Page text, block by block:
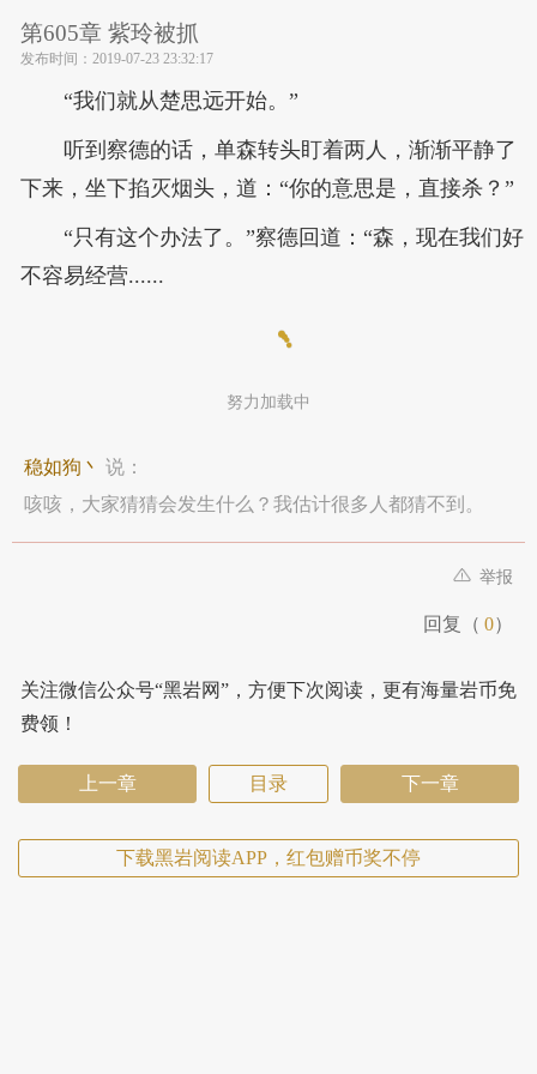
第605章 紫玲被抓
发布时间： 2019-07-23 23:32:17
“我们就从楚思远开始。”
听到察德的话，单森转头盯着两人，渐渐平静了
下来，坐下掐灭烟头，道：“你的意思是，直接杀？”
“只有这个办法了。”察德回道：“森，现在我们好
不容易经营......
努力加载中
稳如狗丶 说：
咳咳，大家猜猜会发生什么？我估计很多人都猜不到。
举报
回复（ 0）
关注微信公众号“黑岩网”，方便下次阅读，更有海量岩币免
费领！
上一章 目录 下一章
下载黑岩阅读APP，红包赠币奖不停